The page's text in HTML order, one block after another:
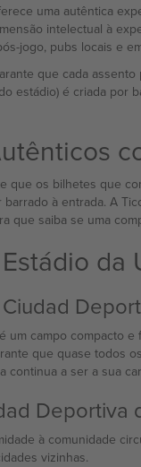
uma autêntica
intelectual à
jogo, pubs locais e
que cada
estádio) é criada por
que os bilhetes que
à entrada. A
que saiba se uma
da
é um campo compacto
que quase todos
continua a ser a sua
Deportiva
à comunidade
vizinhas.